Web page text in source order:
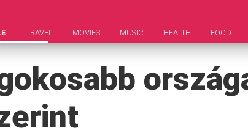
TRAVEL MOVIES MUSIC HEALTH FOOD